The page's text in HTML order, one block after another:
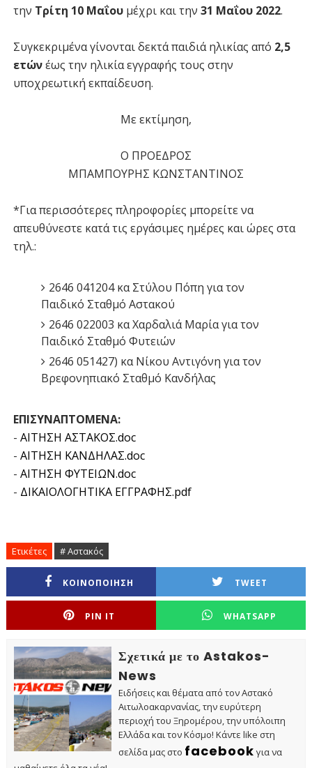
την Τρίτη 10 Μαΐου μέχρι και την 31 Μαΐου 2022.
Συγκεκριμένα γίνονται δεκτά παιδιά ηλικίας από 2,5
ετώνέως την ηλικία εγγραφής τους στην
υποχρεωτική εκπαίδευση.
Με εκτίμηση,
Ο ΠΡΟΕΔΡΟΣ
ΜΠΑΜΠΟΥΡΗΣ ΚΩΝΣΤΑΝΤΙΝΟΣ
*Για περισσότερες πληροφορίες μπορείτε να
απευθύνεστε κατά τις εργάσιμες ημέρες και ώρες στα
τηλ.:
2646 041204 κα Στύλου Πόπη για τον
Παιδικό Σταθμό Αστακού
2646 022003 κα Χαρδαλιά Μαρία για τον
Παιδικό Σταθμό Φυτειών
2646 051427) κα Νίκου Αντιγόνη για τον
Βρεφονηπιακό Σταθμό Κανδήλας
ΕΠΙΣΥΝΑΠΤΟΜΕΝΑ:
- ΑΙΤΗΣΗ ΑΣΤΑΚΟΣ.doc
- ΑΙΤΗΣΗ ΚΑΝΔΗΛΑΣ.doc
- ΑΙΤΗΣΗ ΦΥΤΕΙΩΝ.doc
- ΔΙΚΑΙΟΛΟΓΗΤΙΚΑ ΕΓΓΡΑΦΗΣ.pdf
Ετικέτες # Αστακός
ΚΟΙΝΟΠΟΙΗΣΗ TWEET
PIN IT WHATSAPP
Σχετικά με το Astakos-
News
Ειδήσεις και θέματα από τον Αστακό
Αιτωλοακαρνανίας, την ευρύτερη
περιοχή του Ξηρομέρου, την υπόλοιπη
Ελλάδα και τον Κόσμο! Κάντε like στη
σελίδα μας στο facebook για να